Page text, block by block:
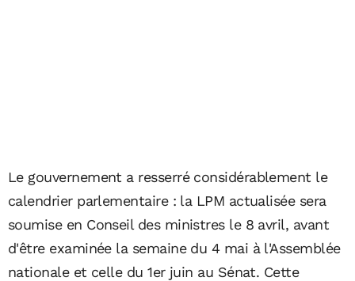
Le gouvernement a resserré considérablement le
calendrier parlementaire : la LPM actualisée sera
soumise en Conseil des ministres le 8 avril, avant
d'être examinée la semaine du 4 mai à l'Assemblée
nationale et celle du 1er juin au Sénat. Cette